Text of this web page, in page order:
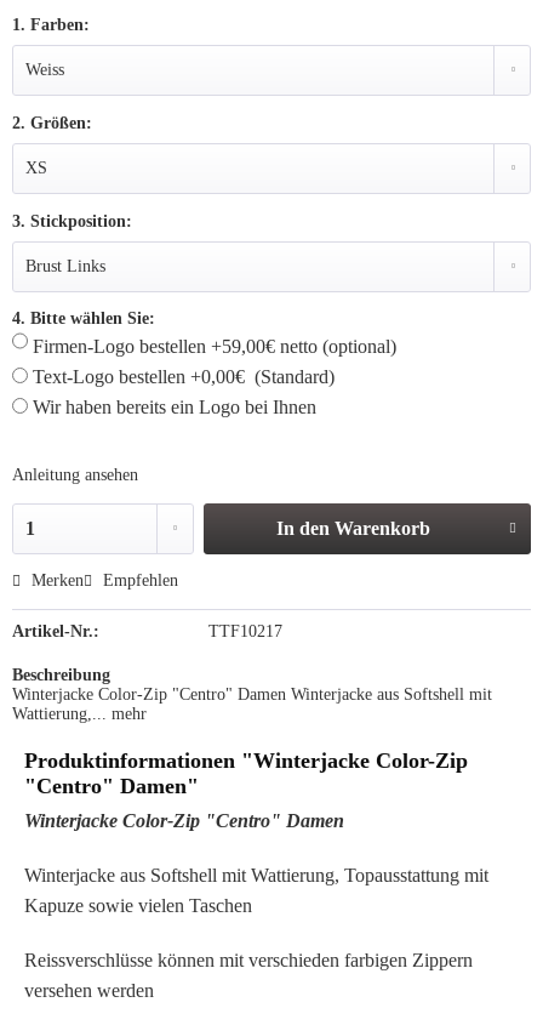
1. Farben:
2. Größen:
3. Stickposition:
4. Bitte wählen Sie:
Firmen-Logo bestellen +59,00€ netto (optional)
Text-Logo bestellen +0,00€ (Standard)
Wir haben bereits ein Logo bei Ihnen
Anleitung ansehen
In den Warenkorb
Merken Empfehlen
Artikel-Nr.: TTF10217
Beschreibung
Winterjacke Color-Zip "Centro" Damen Winterjacke aus Softshell mit
Wattierung,... mehr
Produktinformationen "Winterjacke Color-Zip
"Centro" Damen"
Winterjacke Color-Zip "Centro" Damen
Winterjacke aus Softshell mit Wattierung, Topausstattung mit
Kapuze sowie vielen Taschen
Reissverschlüsse können mit verschieden farbigen Zippern
versehen werden